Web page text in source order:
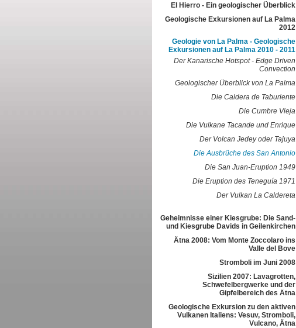
El Hierro - Ein geologischer Überblick
Geologische Exkursionen auf La Palma
2012
Geologie von La Palma - Geologische
Exkursionen auf La Palma 2010 - 2011
Der Kanarische Hotspot - Edge Driven
Convection
Geologischer Überblick von La Palma
Die Caldera de Taburiente
Die Cumbre Vieja
Die Vulkane Tacande und Enrique
Der Volcan Jedey oder Tajuya
Die Ausbrüche des San Antonio
Die San Juan-Eruption 1949
Die Eruption des Teneguía 1971
Der Vulkan La Caldereta
Geheimnisse einer Kiesgrube: Die Sand-
und Kiesgrube Davids in Geilenkirchen
Ätna 2008: Vom Monte Zoccolaro ins
Valle del Bove
Stromboli im Juni 2008
Sizilien 2007: Lavagrotten,
Schwefelbergwerke und der
Gipfelbereich des Ätna
Geologische Exkursion zu den aktiven
Vulkanen Italiens: Vesuv, Stromboli,
Vulcano, Ätna